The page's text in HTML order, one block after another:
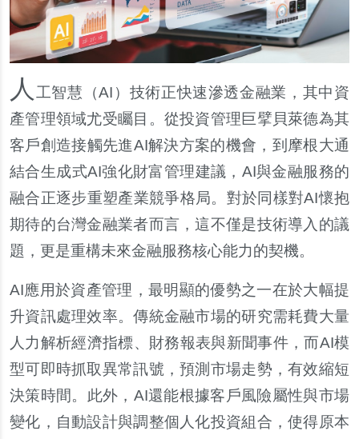
人 工智慧（AI）技術正快速滲透金融業，其中資
產管理領域尤受矚目。從投資管理巨擘貝萊德為其
客戶創造接觸先進AI解決方案的機會，到摩根大通
結合生成式AI強化財富管理建議，AI與金融服務的
融合正逐步重塑產業競爭格局。對於同樣對AI懷抱
期待的台灣金融業者而言，這不僅是技術導入的議
題，更是重構未來金融服務核心能力的契機。
AI應用於資產管理，最明顯的優勢之一在於大幅提
升資訊處理效率。傳統金融市場的研究需耗費大量
人力解析經濟指標、財務報表與新聞事件，而AI模
型可即時抓取異常訊號，預測市場走勢，有效縮短
決策時間。此外，AI還能根據客戶風險屬性與市場
變化，自動設計與調整個人化投資組合，使得原本